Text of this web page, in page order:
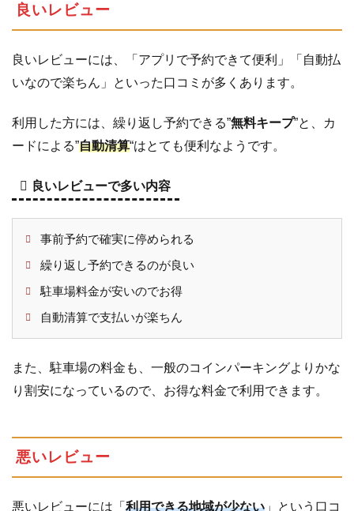
良いレビュー
良いレビューには、「アプリで予約できて便利」「自動払
いなので楽ちん」といった口コミが多くあります。
利用した方には、繰り返し予約できる”無料キープ”と、カ
ードによる”自動清算“はとても便利なようです。
良いレビューで多い内容
事前予約で確実に停められる
繰り返し予約できるのが良い
駐車場料金が安いのでお得
自動清算で支払いが楽ちん
また、駐車場の料金も、一般のコインパーキングよりかな
り割安になっているので、お得な料金で利用できます。
悪いレビュー
悪いレビューには「 利用できる地域が少ない 」という口コ